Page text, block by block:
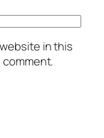
in this